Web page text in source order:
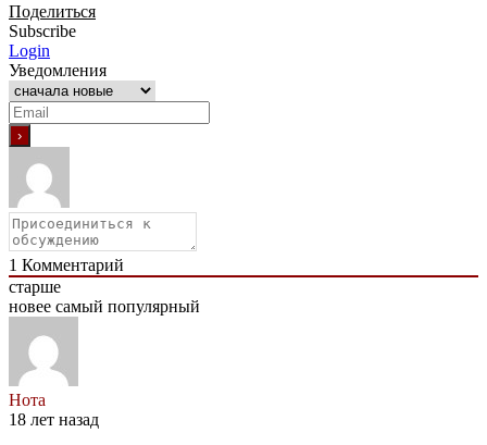
Поделиться
Subscribe
Login
Уведомления
1 Комментарий
старше
новее самый популярный
Нота
18 лет назад